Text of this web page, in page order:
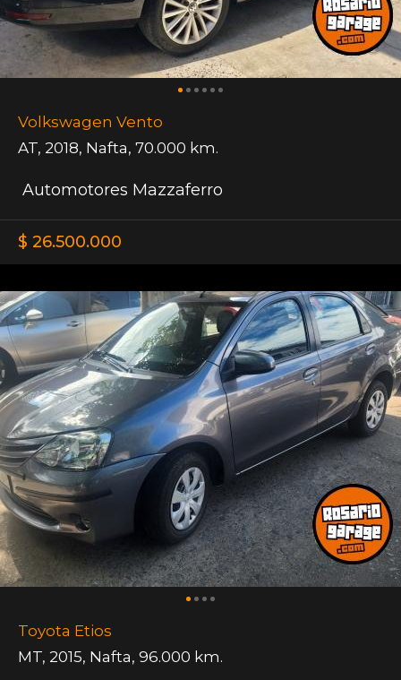
Volkswagen Vento
AT, 2018, Nafta, 70.000 km.
Automotores Mazzaferro
$ 26.500.000
Toyota Etios
MT, 2015, Nafta, 96.000 km.